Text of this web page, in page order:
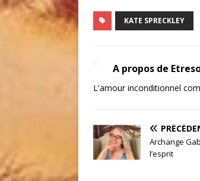
KATE SPRECKLEY
A propos de
L'amour inconditionnel
Archange
l’esprit